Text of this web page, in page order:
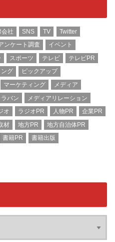
会社 SNS TV
Twitter
ンケート調査
イベント
スポーツ テレビ
テレビPR
グ
ピックアップ
マーケティング
メディア
ラバン
メディアリレーション
オ ラジオPR 人物PR
企業PR
材 地方PR
地方自治体PR
書籍PR
書籍出版